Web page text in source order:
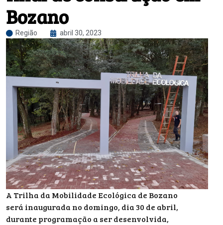
Bozano
Região abril 30, 2023
A Trilha da Mobilidade Ecológica de Bozano
será inaugurada no domingo, dia 30 de abril,
durante programação a ser desenvolvida,